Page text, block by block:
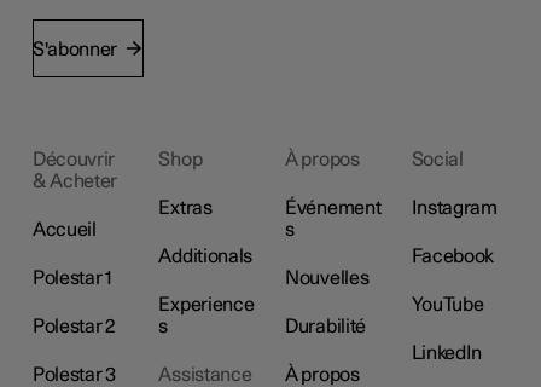
S'abonner
Découvrir
& Acheter
Accueil
Polestar 1
Polestar 2
Polestar 3
Shop
Extras
Additionals
Experience
s
Assistance
À propos
Événement
s
Nouvelles
Durabilité
À propos
Social
Instagram
Facebook
YouTube
LinkedIn